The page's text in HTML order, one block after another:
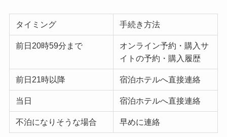
タイミング 手続き方法
前日20時59分まで
オンライン予約・購入サ
イトの予約・購入履歴
前日21時以降 宿泊ホテルへ直接連絡
当日 宿泊ホテルへ直接連絡
不泊になりそうな場合 早めに連絡